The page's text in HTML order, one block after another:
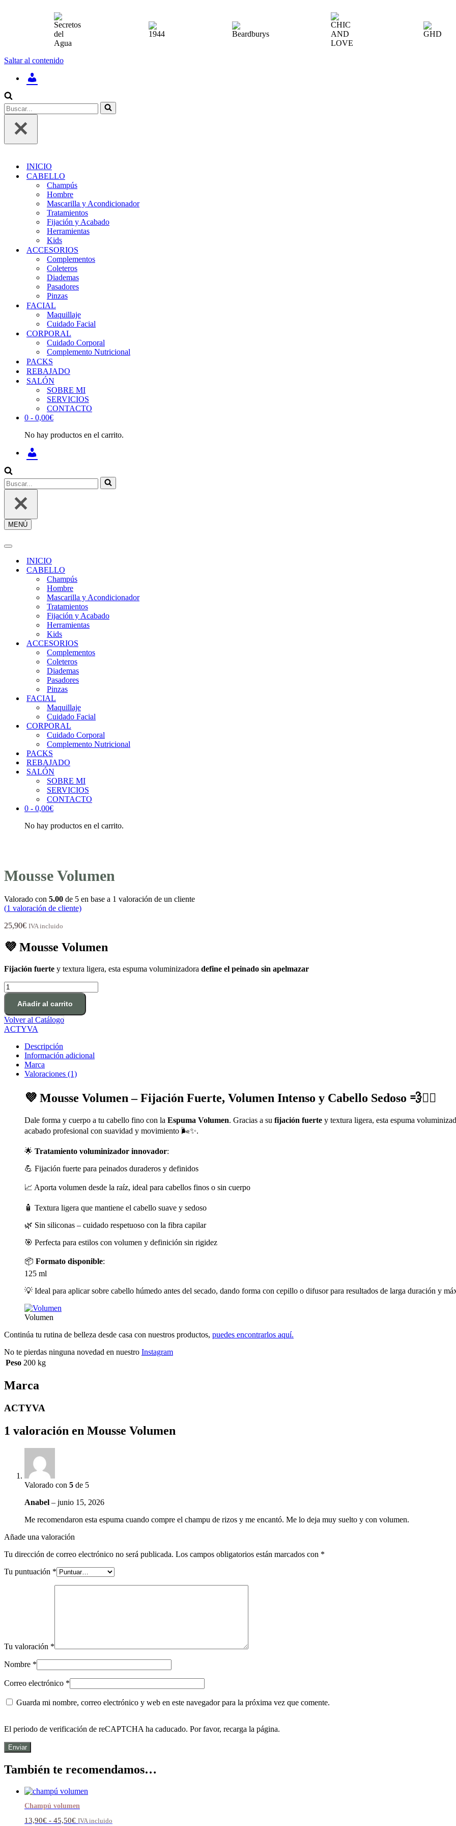
Saltar al contenido
SESIÓN
REGÍSTRATE
Buscar...
INICIO
CABELLO
Champús
Hombre
Mascarilla y Acondicionador
Tratamientos
Fijación y Acabado
Herramientas
Kids
ACCESORIOS
Complementos
Coleteros
Diademas
Pasadores
Pinzas
FACIAL
Maquillaje
Cuidado Facial
CORPORAL
Cuidado Corporal
Complemento Nutricional
PACKS
REBAJADO
SALÓN
SOBRE MI
SERVICIOS
CONTACTO
0 - 0,00€
No hay productos en el carrito.
SESIÓN
REGÍSTRATE
Buscar...
MENÚ
Menú
Menú
navegación
INICIO
CABELLO
Champús
Hombre
Mascarilla y Acondicionador
Tratamientos
Fijación y Acabado
Herramientas
Kids
ACCESORIOS
Complementos
Coleteros
Diademas
Pasadores
Pinzas
FACIAL
Maquillaje
Cuidado Facial
CORPORAL
Cuidado Corporal
Complemento Nutricional
PACKS
REBAJADO
SALÓN
SOBRE MI
SERVICIOS
CONTACTO
0 - 0,00€
No hay productos en el carrito.
Mousse Volumen
Valorado con 5.00 de 5 en base a 1 valoración de un cliente
(1 valoración de cliente)
25,90€ IVA incluido
💜 Mousse Volumen
Fijación fuerte y textura ligera, esta espuma voluminizadora define el peinado sin apelmazar
Mousse
Volumen
cantidad
Añadir al carrito
Volver al Catálogo
ACTYVA
Descripción
Información adicional
Marca
Valoraciones (1)
💜 Mousse Volumen – Fijación Fuerte, Volumen Intenso y Cabello Sedoso 💨💁‍♀️
Dale forma y cuerpo a tu cabello fino con la Espuma Volumen. Gracias a su fijación fuerte y textura ligera, esta espuma
acabado profesional con suavidad y movimiento 🌬️✨.
🌟 Tratamiento voluminizador innovador:
💪 Fijación fuerte para peinados duraderos y definidos
📈 Aporta volumen desde la raíz, ideal para cabellos finos o sin cuerpo
🧴 Textura ligera que mantiene el cabello suave y sedoso
🌿 Sin siliconas – cuidado respetuoso con la fibra capilar
🎯 Perfecta para estilos con volumen y definición sin rigidez
📦 Formato disponible:
125 ml
💡 Ideal para aplicar sobre cabello húmedo antes del secado, dando forma con cepillo o difusor para resultados de larga duración y
Volumen
Continúa tu rutina de belleza desde casa con nuestros productos, puedes encontrarlos aquí.
No te pierdas ninguna novedad en nuestro Instagram
Peso 200 kg
Marca
ACTYVA
1 valoración en Mousse Volumen
Valorado con 5 de 5
Anabel – junio 15, 2026
Me recomendaron esta espuma cuando compre el champu de rizos y me encantó. Me lo deja muy suelto y con volumen.
Añade una valoración
Tu dirección de correo electrónico no será publicada. Los campos obligatorios están marcados con *
Tu puntuación *
Tu valoración *
Nombre *
Correo electrónico *
Guarda mi nombre, correo electrónico y web en este navegador para la próxima vez que comente.
El periodo de verificación de reCAPTCHA ha caducado. Por favor, recarga la página.
También te recomendamos…
Champú volumen
13,90€ - 45,50€Rango
IVA incluido